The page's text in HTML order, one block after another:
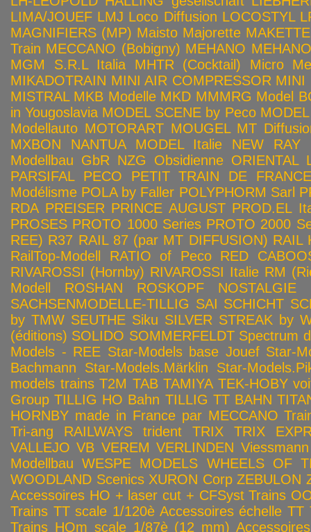
LIMA/JOUEF LMJ Loco Diffusion LOCOSTYL
MAGNIFIERS (MP) Maisto Majorette MAKETTE
Train MECCANO (Bobigny) MEHANO
MGM S.R.L Italia
MHTR (Cocktail)
Micro
MIKADOTRAIN MINI AIR COMPRESSOR MINI
MISTRAL MKB Modelle MKD MMMRG Model
in Yougoslavia MODEL SCENE by Peco
Modellauto MOTORART MOUGEL MT
MXBON
NANTUA MODEL Italie NEW RAY
Modellbau GbR NZG Obsidienne ORIENTAL
PARSIFAL
PECO
PETIT TRAIN DE FRANCE
Modélisme POLA by Faller POLYPHORM Sarl
RDA PREISER PRINCE AUGUST PROD.EL
PROSES PROTO 1000 Series PROTO 2000
REE) R37 RAIL 87 (par MT DIFFUSION) RAIL
RailTop-Modell
RATIO of Peco
RED
RIVAROSSI (Hornby) RIVAROSSI Italie RM
Modell
ROSHAN ROSKOPF NOSTALGIE
SACHSENMODELLE-TILLIG SAI SCHICHT
by TMW SEUTHE Siku SILVER STREAK by
(éditions) SOLIDO SOMMERFELDT Spectrum
Models - REE Star-Models base Jouef Star-
Bachmann
Star-Models.Märklin
Star-
models trains T2M TAB TAMIYA TEK-HOBY
Group TILLIG HO Bahn TILLIG TT BAHN
HORNBY made in France par MECCANO
Tri-ang RAILWAYS
trident TRIX
TRIX
VALLEJO VB VEREM VERLINDEN Viessmann
Modellbau WESPE MODELS WHEELS OF
WOODLAND Scenics XURON Corp ZEBULON
Accessoires HO + laser cut + CFSyst Trains
Trains TT scale 1/120è Accessoires échelle TT
Trains HOm scale 1/87è (12 mm)